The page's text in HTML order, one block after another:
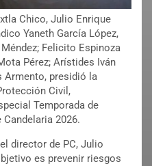
Chico, Julio Enrique
Yaneth García López,
Felicito Espinoza
Pérez; Arístides Iván
Armento, presidió la
Civil,
Temporada de
2026.
director de PC, Julio
es prevenir riesgos